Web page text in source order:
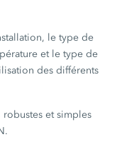
le type de
et le type de
des différents
robustes et simples